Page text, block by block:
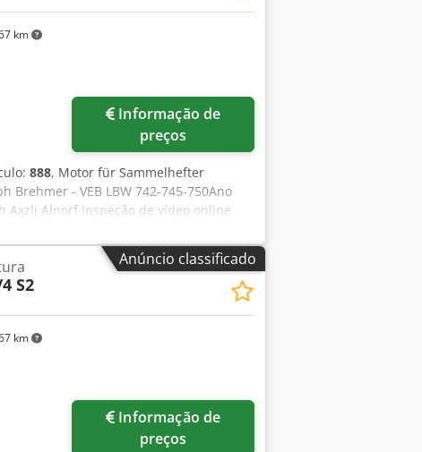
km
preços
888, Motor für Sammelhefter
- VEB LBW 742-745-750Ano
Axzlj Alnorf Inspeção de vídeo online
máquinas em stock Disponível de
stock - Pode ser testado
Anúncio classificado
km
S2
preços